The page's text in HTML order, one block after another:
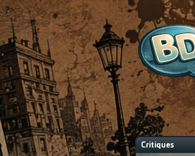
?>
Critiques